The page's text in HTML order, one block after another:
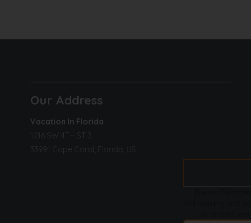
Our Address
Vacation In Florida
1216 SW 4TH ST 3
33991 Cape Coral, Florida, US